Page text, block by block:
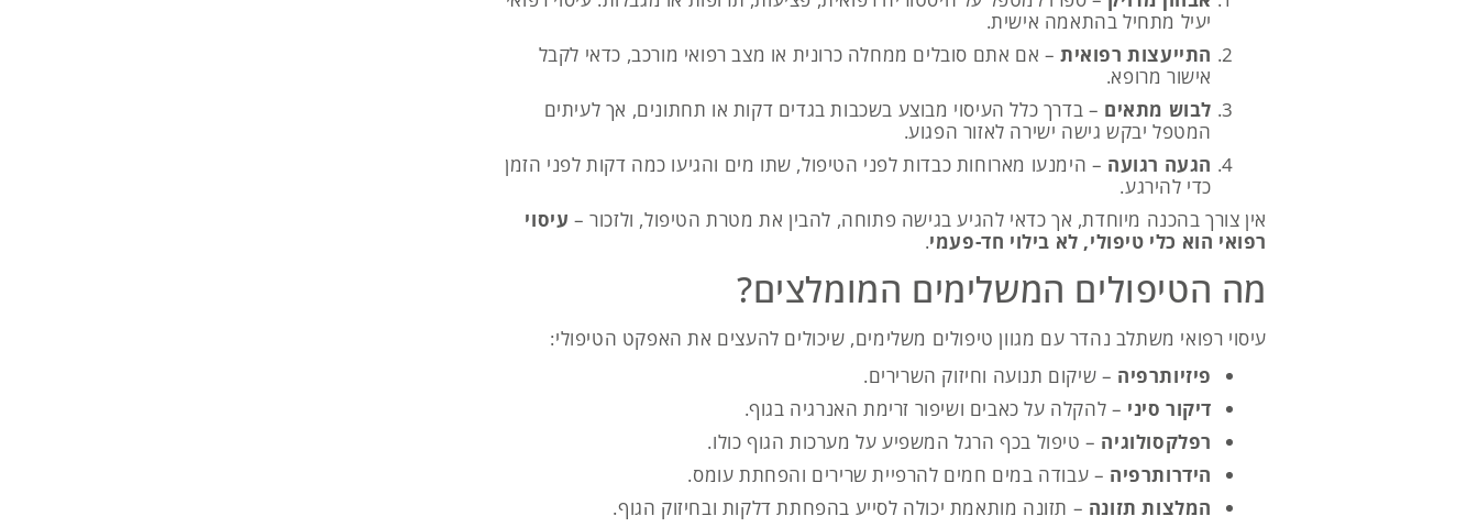
יעיל מתחיל בהתאמה אישית.
התייעצות רפואית – אם אתם סובלים ממחלה כרונית או מצב רפואי מורכב, כדאי לקבל
אישור מרופא.
לבוש מתאים – בדרך כלל העיסוי מבוצע בשכבות בגדים דקות או תחתונים, אך לעיתים
המטפל יבקש גישה ישירה לאזור הפגוע.
הגעה רגועה – הימנעו מארוחות כבדות לפני הטיפול, שתו מים והגיעו כמה דקות לפני הזמן
כדי להירגע.
אין צורך בהכנה מיוחדת, אך כדאי להגיע בגישה פתוחה, להבין את מטרת הטיפול, ולזכור – עיסוי
רפואי הוא כלי טיפולי, לא בילוי חד-פעמי.
מה הטיפולים המשלימים המומלצים?
עיסוי רפואי משתלב נהדר עם מגוון טיפולים משלימים, שיכולים להעצים את האפקט הטיפולי:
פיזיותרפיה – שיקום תנועה וחיזוק השרירים.
דיקור סיני – להקלה על כאבים ושיפור זרימת האנרגיה בגוף.
רפלקסולוגיה – טיפול בכף הרגל המשפיע על מערכות הגוף כולו.
הידרותרפיה – עבודה במים חמים להרפיית שרירים והפחתת עומס.
המלצות תזונה – תזונה מותאמת יכולה לסייע בהפחתת דלקות ובחיזוק הגוף.